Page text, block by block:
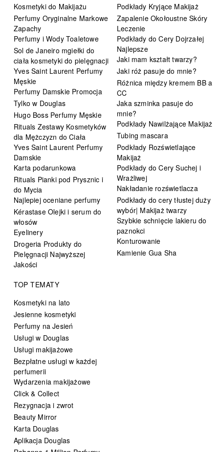
Kosmetyki do Makijażu
Perfumy Oryginalne Markowe
Zapachy
Perfumy i Wody Toaletowe
Sol de Janeiro mgiełki do
ciała kosmetyki do pielęgnacji
Yves Saint Laurent Perfumy
Męskie
Perfumy Damskie Promocja
Tylko w Douglas
Hugo Boss Perfumy Męskie
Rituals Zestawy Kosmetyków
dla Mężczyzn do Ciała
Yves Saint Laurent Perfumy
Damskie
Karta podarunkowa
Rituals Pianki pod Prysznic i
do Mycia
Najlepiej oceniane perfumy
Kérastase Olejki i serum do
włosów
Eyelinery
Drogeria Produkty do
Pielęgnacji Najwyższej
Jakości
Podkłady Kryjące Makijaż
Zapalenie Okołoustne Skóry
Leczenie
Podkłady do Cery Dojrzałej
Najlepsze
Jaki mam kształt twarzy?
Jaki róż pasuje do mnie?
Różnica między kremem BB a
CC
Jaka szminka pasuje do
mnie?
Podkłady Nawilżające Makijaż
Tubing mascara
Podkłady Rozświetlające
Makijaż
Podkłady do Cery Suchej i
Wrażliwej
Nakładanie rozświetlacza
Podkłady do cery tłustej duży
wybór| Makijaż twarzy
Szybkie schnięcie lakieru do
paznokci
Konturowanie
Kamienie Gua Sha
TOP TEMATY
Kosmetyki na lato
Jesienne kosmetyki
Perfumy na Jesień
Usługi w Douglas
Usługi makijażowe
Bezpłatne usługi w każdej
perfumerii
Wydarzenia makijażowe
Click & Collect
Rezygnacja i zwrot
Beauty Mirror
Karta Douglas
Aplikacja Douglas